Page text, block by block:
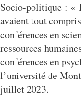
Socio-politique : «
avaient tout
conférences en
ressources
conférences en
l’université de
juillet 2023.